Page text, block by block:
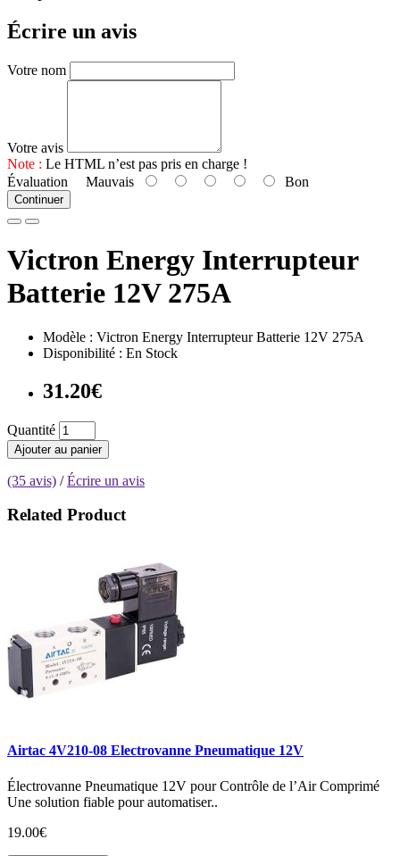
Écrire un avis
Votre nom
Votre avis
Note : Le HTML n’est pas pris en charge !
Évaluation Mauvais Bon
Continuer
Victron Energy Interrupteur
Batterie 12V 275A
Modèle : Victron Energy Interrupteur Batterie 12V 275A
Disponibilité : En Stock
31.20€
Quantité
Ajouter au panier
(35 avis) /Écrire un avis
Related Product
Airtac 4V210-08 Electrovanne Pneumatique 12V
Électrovanne Pneumatique 12V pour Contrôle de l’Air Comprimé
Une solution fiable pour automatiser..
19.00€